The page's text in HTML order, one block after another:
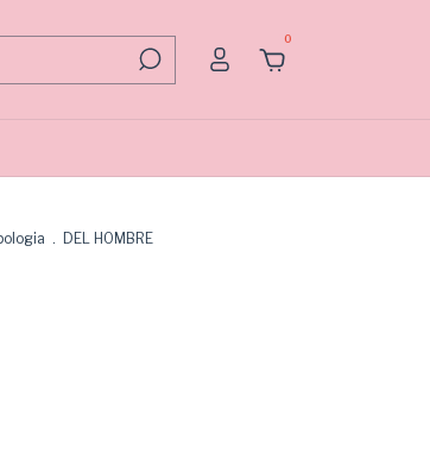
0
. DEL HOMBRE